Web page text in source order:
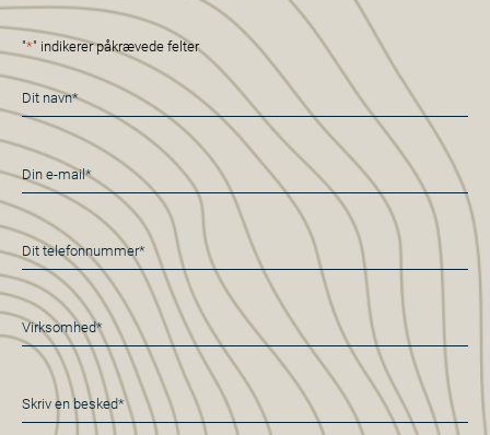
"*" indikerer påkrævede felter
Navn
*
E-
mail
*
Telefon
*
Virksomhed*
*
Besked
*